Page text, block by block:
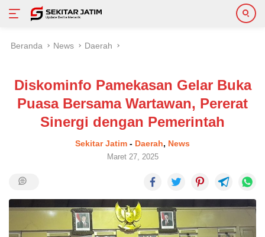
Beranda News Daerah
Diskominfo Pamekasan Gelar Buka
Puasa Bersama Wartawan, Pererat
Sinergi dengan Pemerintah
Sekitar Jatim - Daerah, News
Maret 27, 2025